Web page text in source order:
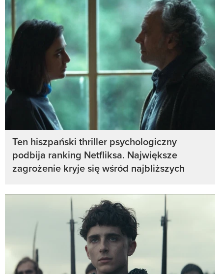
Ten hiszpański thriller psychologiczny
podbija ranking Netfliksa. Największe
zagrożenie kryje się wśród najbliższych